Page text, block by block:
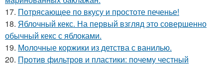
17. Потрясающее по вкусу и простоте печенье!
18. Яблочный кекс. На первый взгляд это совершенно
обычный кекс с яблоками.
19. Молочные коржики из детства с ванилью.
20. Против фильтров и пластики: почему честный